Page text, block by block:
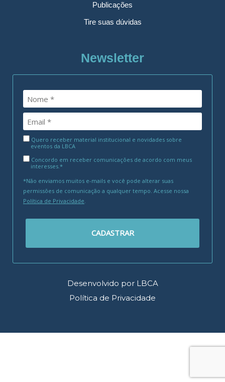
Publicações
Tire suas dúvidas
Newsletter
Quero receber material institucional e novidades sobre
eventos da LBCA
Concordo em receber comunicações de acordo com meus
interesses.*
*Não enviamos muitos e-mails e você pode alterar suas
permissões de comunicação a qualquer tempo. Acesse nossa
Política de Privacidade
CADASTRAR
Desenvolvido por LBCA
Política de Privacidade